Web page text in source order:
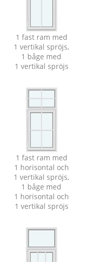
1 fast ram med
1 vertikal spröjs,
1 båge med
1 vertikal spröjs
1 fast ram med
1 horisontal och
1 vertikal spröjs,
1 båge med
1 horisontal och
1 vertikal spröjs